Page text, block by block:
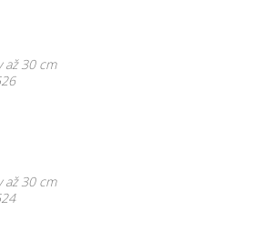
až 30 cm
až 30 cm